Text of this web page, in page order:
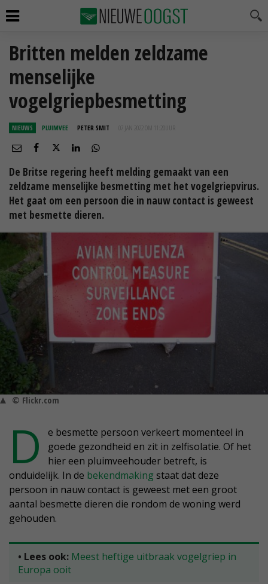
Britten melden zeldzame
menselijke
vogelgriepbesmetting
NIEUWS PLUIMVEE PETER SMIT 07 JAN 2022 OM 11:20
De Britse regering heeft melding gemaakt van een
zeldzame menselijke besmetting met het vogelgriepvirus.
Het gaat om een persoon die in nauw contact is geweest
met besmette dieren.
© Flickr.com
D
e besmette persoon verkeert momenteel in
goede gezondheid en zit in zelfisolatie. Of het
hier een pluimveehouder betreft, is
onduidelijk. In de bekendmaking staat dat deze
persoon in nauw contact is geweest met een groot
aantal besmette dieren die rondom de woning werd
gehouden.
• Lees ook: Meest heftige uitbraak vogelgriep in
Europa ooit